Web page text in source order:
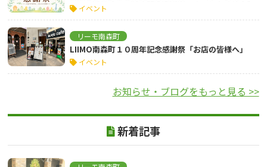
イベント
リーモ南森町
LIIMO南森町１０周年記念感謝祭「お店の皆様へ」
イベント
お知らせ・ブログをもっと見る >>
新着記事